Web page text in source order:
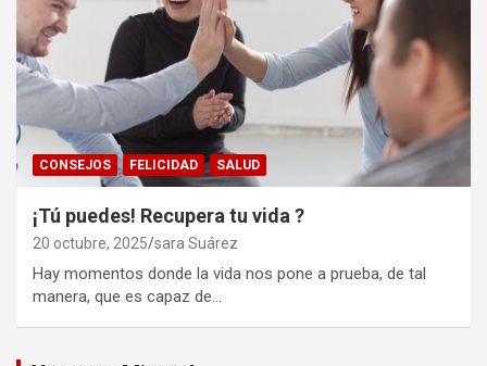
CONSEJOS FELICIDAD SALUD
¡Tú puedes! Recupera tu vida ?
20 octubre, 2025 sara Suárez
Hay momentos donde la vida nos pone a prueba, de tal
manera, que es capaz de…